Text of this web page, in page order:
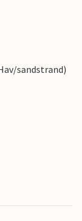
sandstrand)